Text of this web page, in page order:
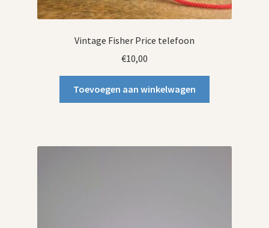
Vintage Fisher Price telefoon
€10,00
Toevoegen aan winkelwagen